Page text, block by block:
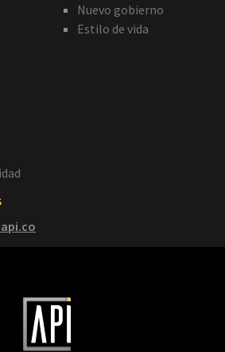
Nuevo gobierno
Estilo de vida